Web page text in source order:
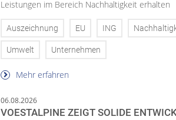
Leistungen im Bereich Nachhaltigkeit erhalten
Auszeichnung EU ING
Umwelt Unternehmen
Mehr erfahren
06.08.2026
VOESTALPINE ZEIGT SOLIDE